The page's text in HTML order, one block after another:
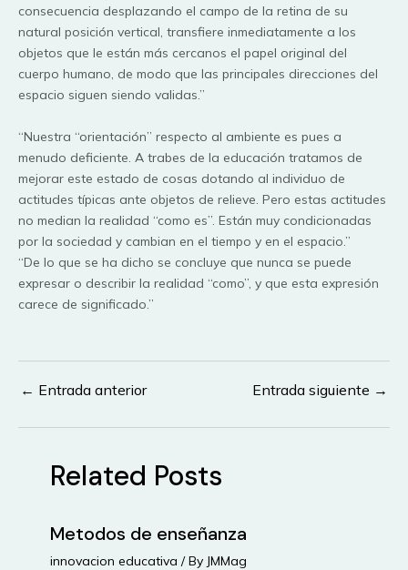
consecuencia desplazando el campo de la retina de su
natural posición vertical, transfiere inmediatamente a los
objetos que le están más cercanos el papel original del
cuerpo humano, de modo que las principales direcciones del
espacio siguen siendo validas.”
“Nuestra “orientación” respecto al ambiente es pues a
menudo deficiente. A trabes de la educación tratamos de
mejorar este estado de cosas dotando al individuo de
actitudes típicas ante objetos de relieve. Pero estas actitudes
no median la realidad “como es”. Están muy condicionadas
por la sociedad y cambian en el tiempo y en el espacio.”
“De lo que se ha dicho se concluye que nunca se puede
expresar o describir la realidad “como”, y que esta expresión
carece de significado.”
Navegación
entradas
← Entrada anterior Entrada siguiente →
Related Posts
Metodos de enseñanza
innovacion educativa / By JMMag